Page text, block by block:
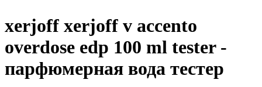
xerjoff xerjoff v accento
overdose edp 100 ml tester -
парфюмерная вода тестер